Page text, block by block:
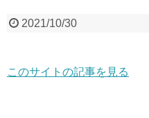
2021/10/30
このサイトの記事を見る